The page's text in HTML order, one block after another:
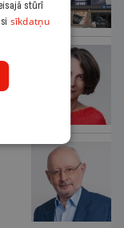
stūrī
sīkdatņu